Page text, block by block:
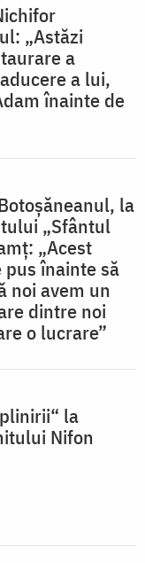
„Astăzi
a
a lui,
înainte de
la
„Sfântul
„Acest
pus înainte să
noi avem un
dintre noi
o lucrare”
la
Nifon